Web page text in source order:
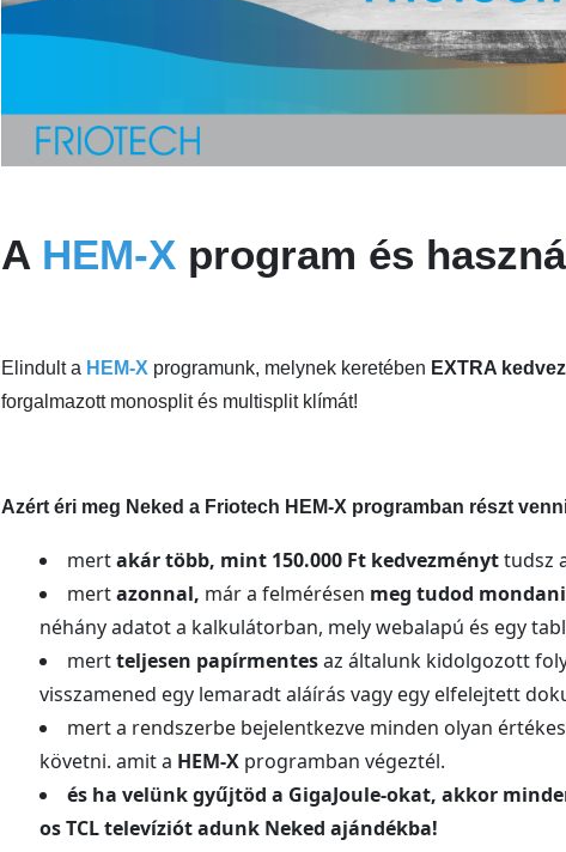
A HEM-X program és
Elindult a HEM-X programunk, melynek keretében EXTRA
forgalmazott monosplit és multisplit klímát!
Azért éri meg Neked a Friotech HEM-X programban részt
mertakár több, mint 150.000 Ft kedvezményttudsz
mertazonnal, már a felmérésen meg tudod
néhány adatot a kalkulátorban, mely webalapú és egy
mertteljesen papírmentesaz általunk kidolgozott
visszamened egy lemaradt aláírás vagy egy elfelejtett
mert a rendszerbe bejelentkezve minden olyan
követni. amit a HEM-X programban végeztél.
és ha velünk gyűjtöd a GigaJoule-okat, akkor
os TCL televíziót adunk Neked ajándékba!